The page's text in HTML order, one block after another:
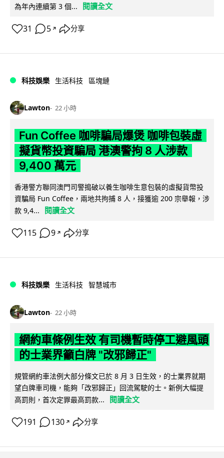
為年內連續第 3 個...
閱讀全文
31 5 ↗ 分享
科技娛樂 生活科技 區塊鏈
Lawton 22 小時
Fun Coffee 咖啡騙局爆煲 咖啡包裝虛
擬貨幣投資騙局 港澳警拘 8 人涉款
9,400 萬元
香港警方聯同澳門司警搗破以養生咖啡生意包裝的虛擬貨幣投
資騙局 Fun Coffee，兩地共拘捕 8 人，接獲逾 200 宗舉報，涉
款 9,4...
閱讀全文
115 9 ↗ 分享
科技娛樂 生活科技 智慧城市
Lawton 22 小時
網約車條例生效 有司機暫時停工避風頭
的士業界籲白牌 "改邪歸正"
規管網約車法例大部分條文已於 8 月 3 日生效，的士業界就期
望白牌車司機，能夠「改邪歸正」回流駕駛的士。新例大幅提
高罰則，首次定罪最高罰款...
閱讀全文
191 130 ↗ 分享